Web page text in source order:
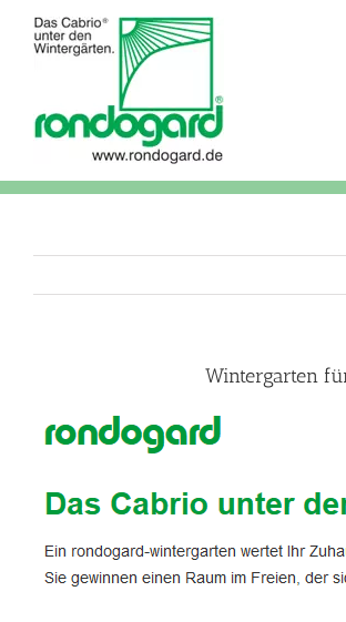
content
Wintergarten